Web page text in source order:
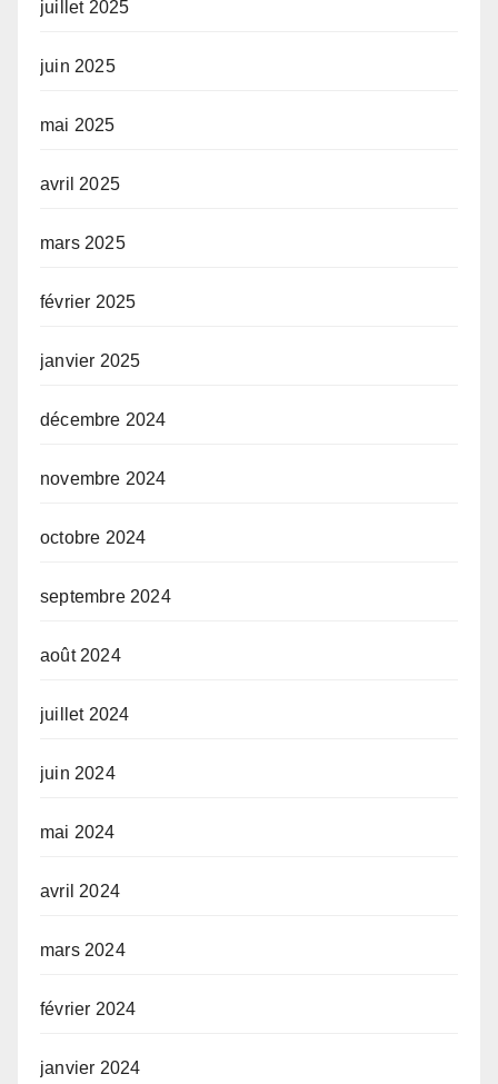
juillet 2025
juin 2025
mai 2025
avril 2025
mars 2025
février 2025
janvier 2025
décembre 2024
novembre 2024
octobre 2024
septembre 2024
août 2024
juillet 2024
juin 2024
mai 2024
avril 2024
mars 2024
février 2024
janvier 2024